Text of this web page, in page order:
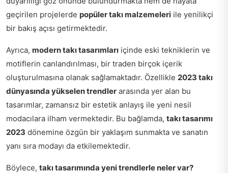
geçirilen projelerde popüler takı malzemeleri ile yenilikçi
bir bakış açısı getirmektedir.
Ayrıca, modern takı tasarımları içinde eski tekniklerin ve
motiflerin canlandırılması, bir traden birçok içerik
oluşturulmasına olanak sağlamaktadır. Özellikle 2023 takı
dünyasında yükselen trendler arasında yer alan bu
tasarımlar, zamansız bir estetik anlayış ile yeni nesil
modacılara ilham vermektedir. Bu bağlamda, takı tasarımı
2023 dönemine özgün bir yaklaşım sunmakta ve sanatın
yanı sıra modayı da etkilemektedir.
Böylece, takı tasarımında yeni trendlerle neler var?